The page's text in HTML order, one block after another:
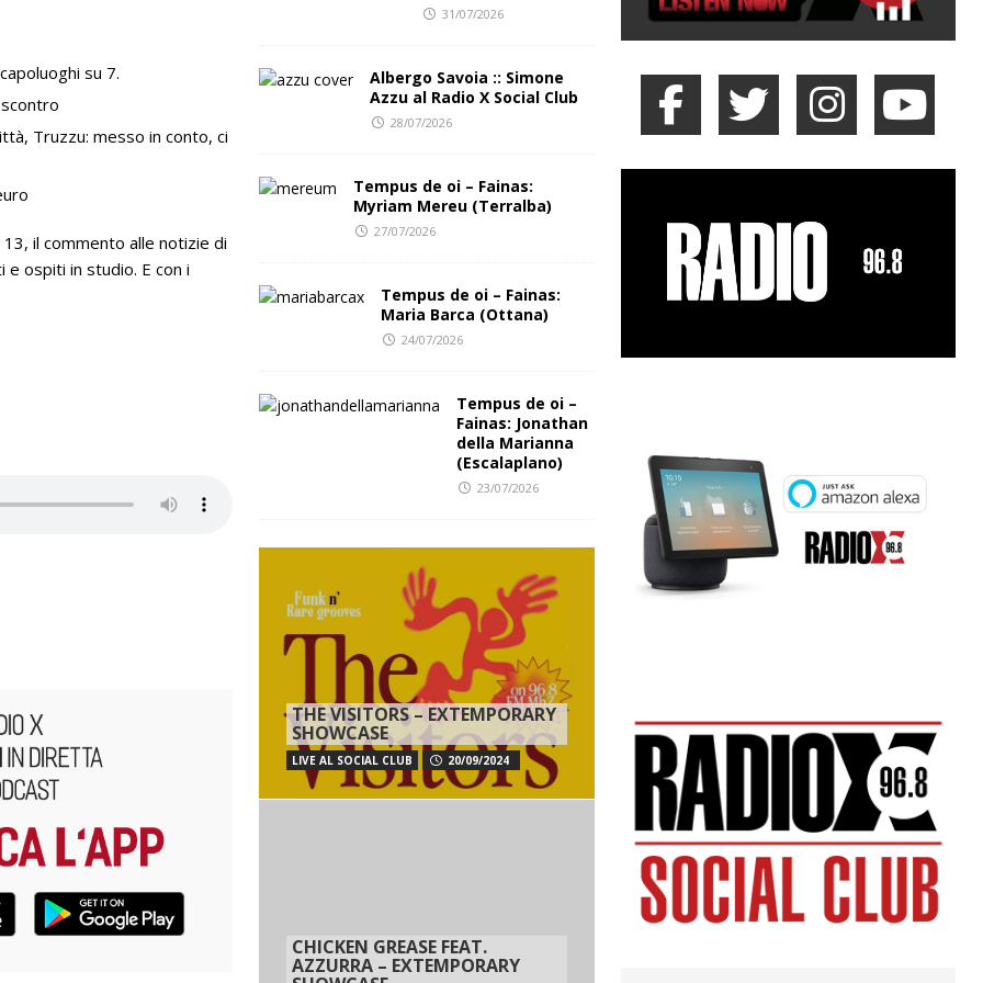
su 7.
Truzzu: messo in conto, ci
il commento alle notizie di
ospiti in studio. E con i
31/07/2026
Albergo Savoia :: Simone
Azzu al Radio X Social Club
28/07/2026
Tempus de oi – Fainas:
Myriam Mereu (Terralba)
27/07/2026
Tempus de oi – Fainas:
Maria Barca (Ottana)
24/07/2026
Tempus de oi –
Fainas: Jonathan
della Marianna
(Escalaplano)
23/07/2026
THE VISITORS – EXTEMPORARY
SHOWCASE
LIVE AL SOCIAL CLUB 20/09/2024
CHICKEN GREASE FEAT.
AZZURRA – EXTEMPORARY